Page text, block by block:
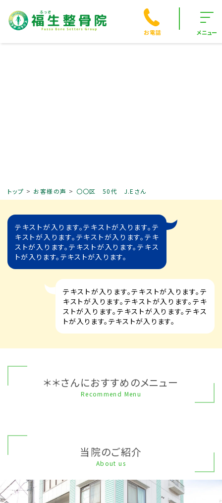
お電話 メニュー
トップ お客様の声 〇〇区 50代 J.Eさん
テキストが入ります。テキストが入ります。テ
キストが入ります。テキストが入ります。テキ
ストが入ります。テキストが入ります。テキス
トが入ります。テキストが入ります。
テキストが入ります。テキストが入ります。テ
キストが入ります。テキストが入ります。テキ
ストが入ります。テキストが入ります。テキス
トが入ります。テキストが入ります。
＊＊さんにおすすめのメニュー
Recommend Menu
当院のご紹介
About us